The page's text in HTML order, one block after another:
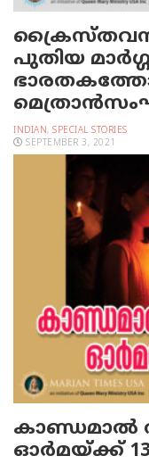
പുതിയ
INDIAN, SPECIAL STORIES
SEPTEMBER 3, 2021
കാണ്ഡമാല്‍
ഓര്‍മയ്ക്ക്